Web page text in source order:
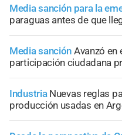
Media sanción para la
paraguas antes de que
Media sanción Avanzó en
participación ciudadana
Industria Nuevas reglas
producción usadas en